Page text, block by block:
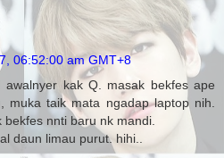
06:52:00 am GMT+8
awalnyer kak Q. masak bekfes ape
muka taik mata ngadap laptop nih.
nnti baru nk mandi.
daun limau purut. hihi..